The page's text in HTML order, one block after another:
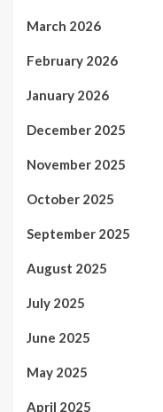
March 2026
February 2026
January 2026
December 2025
November 2025
October 2025
September 2025
August 2025
July 2025
June 2025
May 2025
April 2025